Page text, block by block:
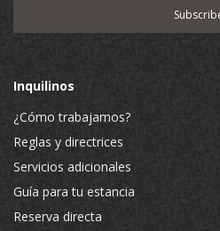
Inquilinos
¿Cómo trabajamos?
Reglas y directrices
Servicios adicionales
Guía para tu estancia
Reserva directa